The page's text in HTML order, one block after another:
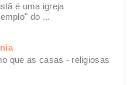
é uma igreja
do ...
que as casas - religiosas